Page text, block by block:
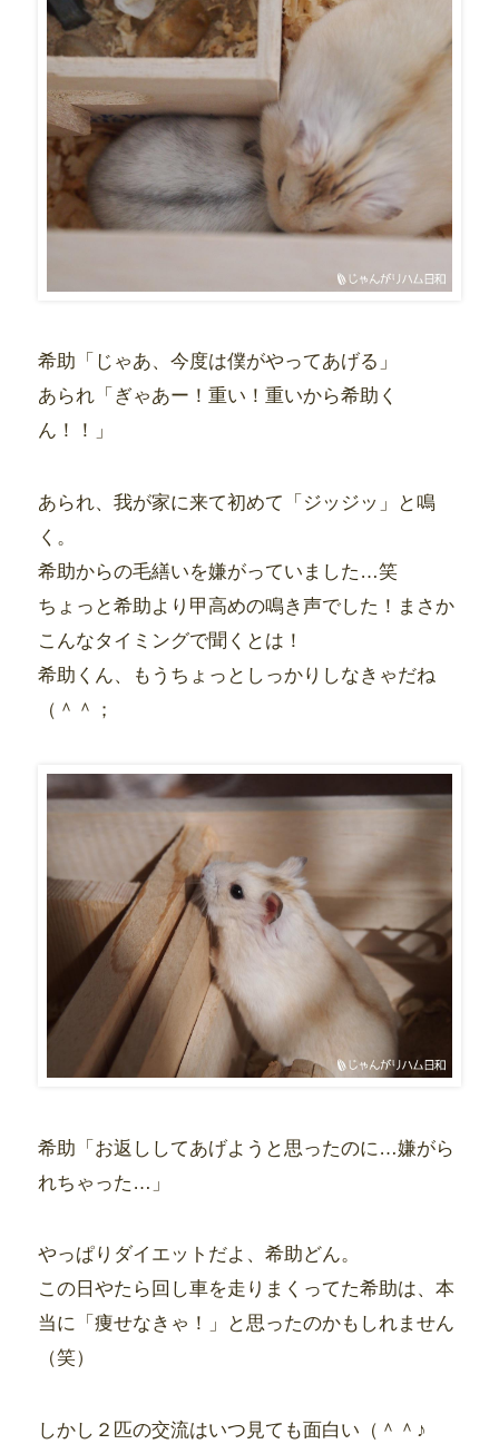
希助「じゃあ、今度は僕がやってあげる」
あられ「ぎゃあー！重い！重いから希助く
ん！！」
あられ、我が家に来て初めて「ジッジッ」と鳴
く。
希助からの毛繕いを嫌がっていました…笑
ちょっと希助より甲高めの鳴き声でした！まさか
こんなタイミングで聞くとは！
希助くん、もうちょっとしっかりしなきゃだね
（＾＾；
希助「お返ししてあげようと思ったのに…嫌がら
れちゃった…」
やっぱりダイエットだよ、希助どん。
この日やたら回し車を走りまくってた希助は、本
当に「痩せなきゃ！」と思ったのかもしれません
（笑）
しかし２匹の交流はいつ見ても面白い（＾＾♪